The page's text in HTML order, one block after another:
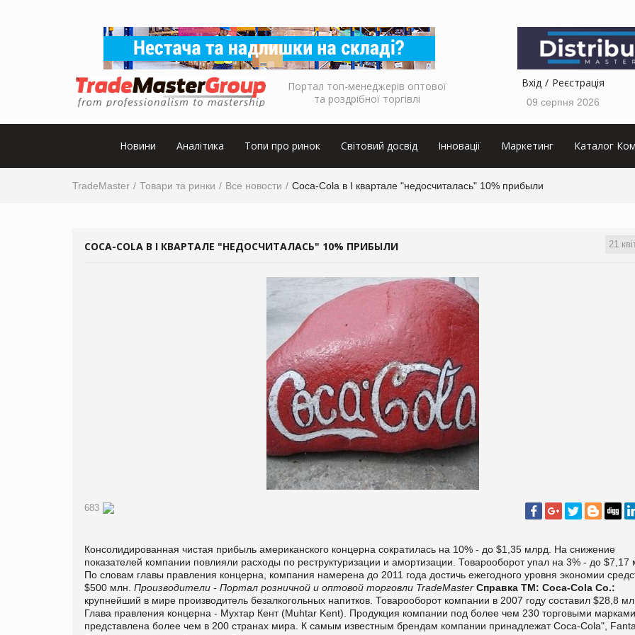
Портал топ-менеджерів оптової
та роздрібної торгівлі
Вхід Реєстрація
09 серпня 2026
Новини Аналітика Топи про ринок Світовий досвід Інновації Маркетинг Каталог
TradeMaster Товари та ринки Все новости Coca-Cola в I квартале "недосчиталась" 10% прибыли
21
COCA-COLA В I КВАРТАЛЕ "НЕДОСЧИТАЛАСЬ" 10% ПРИБЫЛИ
683
Консолидированная чистая прибыль американского концерна сократилась на 10% - до $1,35 млрд. На снижение
показателей компании повлияли расходы по реструктуризации и амортизации. Товарооборот упал на 3% - до $7,17
По словам главы правления концерна, компания намерена до 2011 года достичь ежегодного уровня экономии
$500 млн. Производители - Портал розничной и оптовой торговли TradeMaster Справка ТМ: Coca-Cola Co.:
крупнейший в мире производитель безалкогольных напитков. Товарооборот компании в 2007 году составил $28,8
Глава правления концерна - Мухтар Кент (Muhtar Kent). Продукция компании под более чем 230 торговыми марками
представлена более чем в 200 странах мира. К самым известным брендам компании принадлежат Coca-Cola", Fanta,